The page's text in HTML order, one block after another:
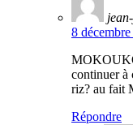
8
continuer à
riz? au fait
Répondre